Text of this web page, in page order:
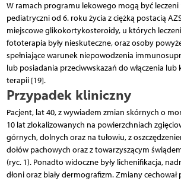
W ramach programu lekowego mogą być leczeni
pediatryczni od 6. roku życia z ciężką postacią
miejscowe glikokortykosteroidy, u których
fototerapia były nieskuteczne, oraz osoby
spełniające warunek niepowodzenia
lub posiadania przeciwwskazań do włączenia
terapii [19].
Przypadek kliniczny
Pacjent, lat 40, z wywiadem zmian skórnych o
10 lat zlokalizowanych na powierzchniach
górnych, dolnych oraz na tułowiu, z
dołów pachowych oraz z towarzyszącym
(ryc. 1). Ponadto widoczne były lichenifikacja,
dłoni oraz biały dermografizm. Zmiany cechował